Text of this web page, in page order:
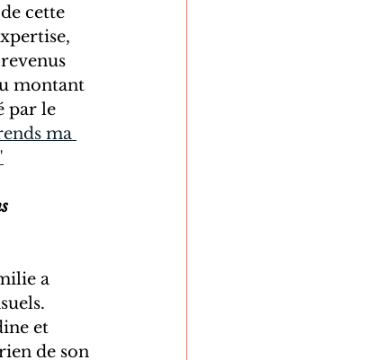
cette
montant
par le
ma
a
et
de son